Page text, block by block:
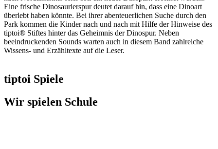
Eine frische Dinosaurierspur deutet darauf hin, dass eine Dinoart
überlebt haben könnte. Bei ihrer abenteuerlichen Suche durch den
Park kommen die Kinder nach und nach mit Hilfe der Hinweise des
tiptoi® Stiftes hinter das Geheimnis der Dinospur. Neben
beeindruckenden Sounds warten auch in diesem Band zahlreiche
Wissens- und Erzähltexte auf die Leser.
tiptoi Spiele
Wir spielen Schule